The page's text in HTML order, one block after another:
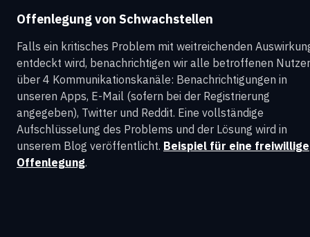
Offenlegung von Schwachstellen
Falls ein kritisches Problem mit weitreichenden
entdeckt wird, benachrichtigen wir alle betroffenen Nutzer
über 4 Kommunikationskanäle: Benachrichtigungen in
unseren Apps, E-Mail (sofern bei der Registrierung
angegeben), Twitter und Reddit. Eine vollständige
Aufschlüsselung des Problems und der Lösung wird in
unserem Blog veröffentlicht. Beispiel für eine freiwillige
Offenlegung.